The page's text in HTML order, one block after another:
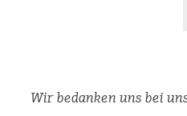
Wir bedanken uns bei